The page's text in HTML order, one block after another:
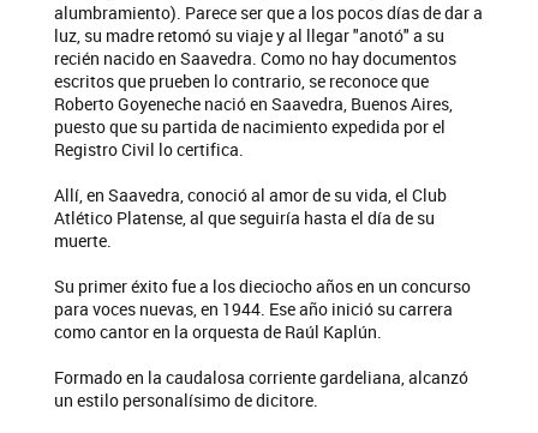
alumbramiento). Parece ser que a los pocos días de dar a
luz, su madre retomó su viaje y al llegar "anotó" a su
recién nacido en Saavedra. Como no hay documentos
escritos que prueben lo contrario, se reconoce que
Roberto Goyeneche nació en Saavedra, Buenos Aires,
puesto que su partida de nacimiento expedida por el
Registro Civil lo certifica.
Allí, en Saavedra, conoció al amor de su vida, el Club
Atlético Platense, al que seguiría hasta el día de su
muerte.
Su primer éxito fue a los dieciocho años en un concurso
para voces nuevas, en 1944. Ese año inició su carrera
como cantor en la orquesta de Raúl Kaplún.
Formado en la caudalosa corriente gardeliana, alcanzó
un estilo personalísimo de dicitore.